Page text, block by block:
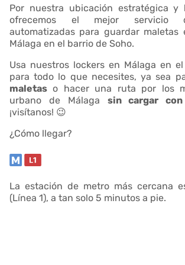
Por nuestra ubicación estratégica y
ofrecemos el mejor servicio
automatizadas para guardar
Málaga en el barrio de Soho.
Usa nuestros lockers en Málaga en
para todo lo que necesites, ya sea
maletas o hacer una ruta por los
urbano de Málaga sin cargar
¡visítanos! 😉
¿Cómo llegar?
La estación de metro más cercana
(Línea 1), a tan solo 5 minutos a pie.